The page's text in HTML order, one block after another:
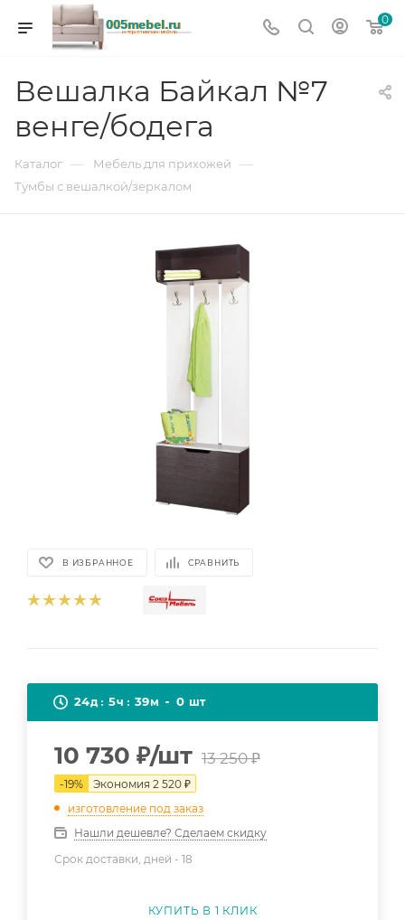
0
Вешалка Байкал №7
венге/бодега
Каталог — Мебель для прихожей —
Тумбы с вешалкой/зеркалом
В ИЗБРАННОЕ СРАВНИТЬ
24д 5ч 39м 0 шт
10 730 ₽/шт 13 250₽
-19% Экономия 2 520 ₽
изготовление под заказ
Нашли дешевле? Сделаем скидку
Срок доставки, дней - 18
КУПИТЬ В 1 КЛИК